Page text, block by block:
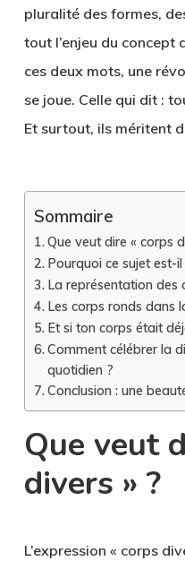
pluralité des formes,
tout l’enjeu du concept
ces deux mots, une
se joue. Celle qui dit :
Et surtout, ils méritent
Sommaire
Que veut dire « corps
Pourquoi ce sujet est-il
La représentation des
Les corps ronds dans
Et si ton corps était
Comment célébrer la
quotidien ?
Conclusion : une
Que veut
divers » ?
L’expression « corps